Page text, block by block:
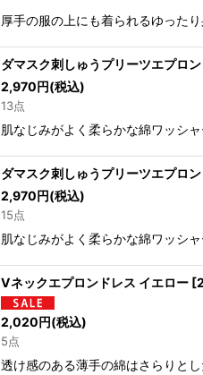
厚手の服の上にも着られるゆった
ダマスク刺しゅうプリーツエプロ
2,970円(税込)
13点
肌なじみがよく柔らかな綿ワッ
ダマスク刺しゅうプリーツエプロ
2,970円(税込)
15点
肌なじみがよく柔らかな綿ワッシ
Vネックエプロンドレス イエロー [
2,020円(税込)
5点
透け感のある薄手の綿はさらり